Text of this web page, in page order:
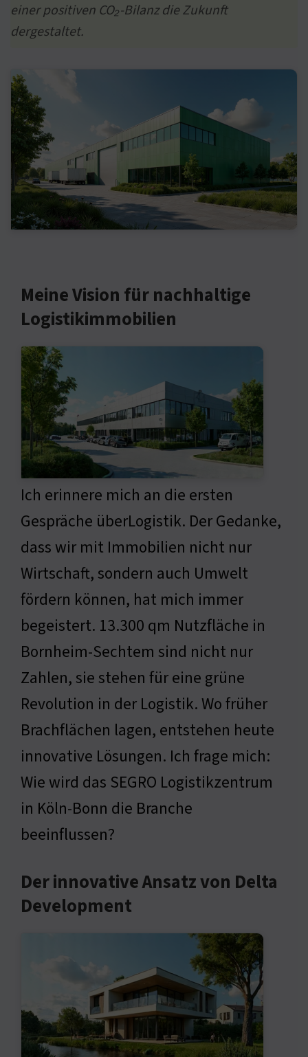
einer positiven CO₂-Bilanz die Zukunft
dergestaltet.
Meine Vision für nachhaltige
Logistikimmobilien
Ich erinnere mich an die ersten
Gespräche überLogistik. Der Gedanke,
dass wir mit Immobilien nicht nur
Wirtschaft, sondern auch Umwelt
fördern können, hat mich immer
begeistert. 13.300 qm Nutzfläche in
Bornheim-Sechtem sind nicht nur
Zahlen, sie stehen für eine grüne
Revolution in der Logistik. Wo früher
Brachflächen lagen, entstehen heute
innovative Lösungen. Ich frage mich:
Wie wird das SEGRO Logistikzentrum
in Köln-Bonn die Branche
beeinflussen?
Der innovative Ansatz von Delta
Development